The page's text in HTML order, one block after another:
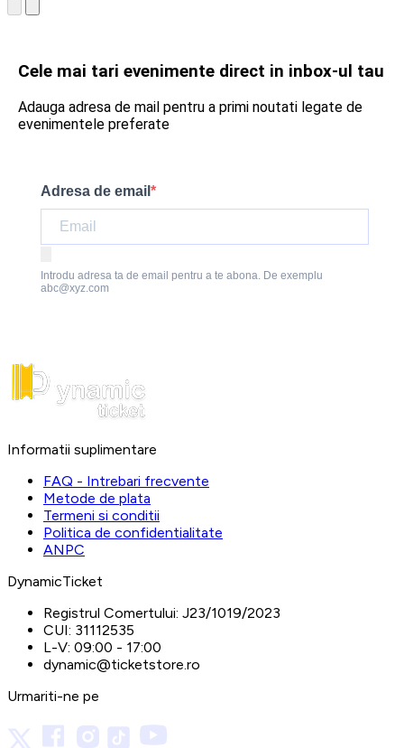
Cele mai tari evenimente direct in inbox-ul tau
Adauga adresa de mail pentru a primi noutati legate de
evenimentele preferate
Adresa de email
Introdu adresa ta de email pentru a te abona. De exemplu
abc@xyz.com
Informatii suplimentare
FAQ - Intrebari frecvente
Metode de plata
Termeni si conditii
Politica de confidentialitate
ANPC
DynamicTicket
Registrul Comertului: J23/1019/2023
CUI: 31112535
L-V: 09:00 - 17:00
dynamic@ticketstore.ro
Urmariti-ne pe